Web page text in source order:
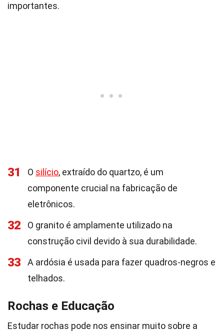
importantes.
31 O silício, extraído do quartzo, é um
componente crucial na fabricação de
eletrônicos.
32
O granito é amplamente utilizado na
construção civil devido à sua durabilidade.
33
A ardósia é usada para fazer quadros-negros e
telhados.
Rochas e Educação
Estudar rochas pode nos ensinar muito sobre a